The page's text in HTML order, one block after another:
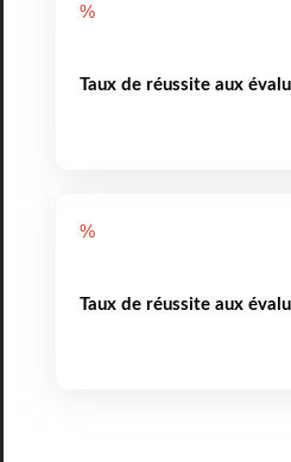
%
Taux de réussite aux
%
Taux de réussite aux